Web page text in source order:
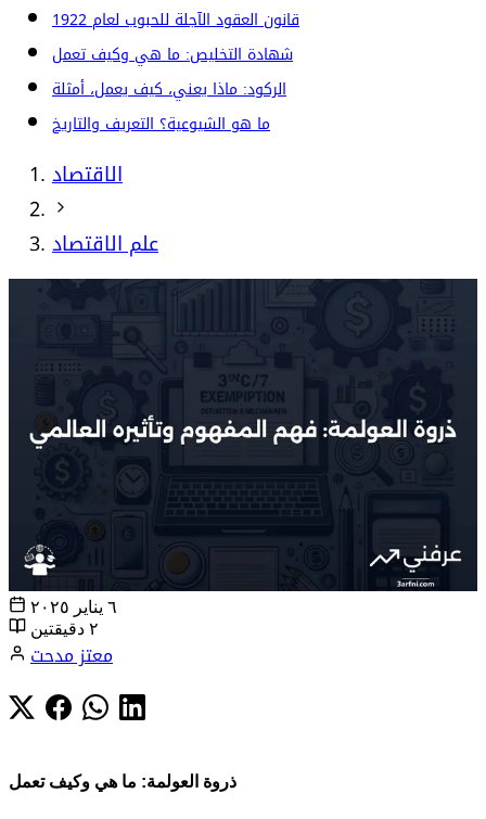
قانون العقود الآجلة للحبوب لعام 1922
شهادة التخليص: ما هي وكيف تعمل
الركود: ماذا يعني، كيف يعمل، أمثلة
ما هو الشيوعية؟ التعريف والتاريخ
الاقتصاد
علم الاقتصاد
٦ يناير ٢٠٢٥
٢ دقيقتين
معتز مدحت
ذروة العولمة: ما هي وكيف تعمل